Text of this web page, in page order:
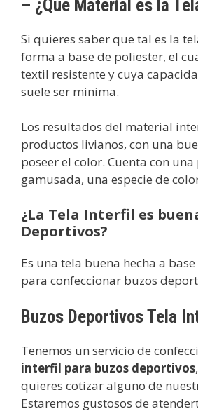
– ¿Que Material es la
Si quieres saber que tal es la
forma a base de poliester, el
textil resistente y cuya
suele ser minima.
Los resultados del material
productos livianos, con una
poseer el color. Cuenta con
gamusada, una especie de
¿La Tela Interfil es
Deportivos?
Es una tela buena hecha a
para confeccionar buzos
Buzos Deportivos Tela
Tenemos un servicio de
interfil para buzos deportivos
quieres cotizar alguno de
Estaremos gustosos de